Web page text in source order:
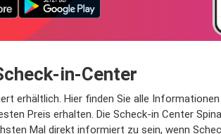
in-Center
erhältlich. Hier finden Sie alle
Preis erhalten. Die Scheck-in Center
Mal direkt informiert zu sein, wenn